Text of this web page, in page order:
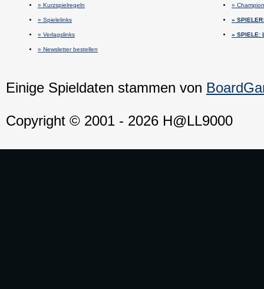
» Kurzspielregeln
» Spielelinks
» Verlagslinks
» Newsletter bestellen
»
»
» SPIELE:
Einige Spieldaten stammen von
Copyright © 2001 - 2026 H@LL9000